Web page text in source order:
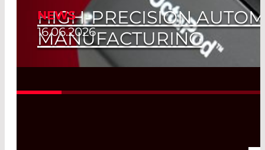
NEWS
16.06.2026
HIGH-PRECISION
MANUFACTURING